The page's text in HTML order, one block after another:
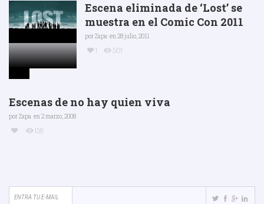
Escena eliminada de ‘Lost’ se
muestra en el Comic Con 2011
porZapa en 28 julio, 2011
1 501
Escenas de no hay quien viva
porZapa en 2 marzo, 2008
158